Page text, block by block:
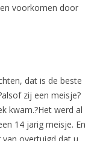
voorkomen door
dat is de beste
zij een meisje?
kwam.?Het werd al
14 jarig meisje. En